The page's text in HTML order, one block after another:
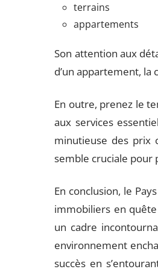
terrains
appartements
Son attention aux
d’un appartement,
En outre, prenez le
aux services
minutieuse des prix
semble cruciale pour
En conclusion, le
immobiliers en
un cadre
environnement
succès en